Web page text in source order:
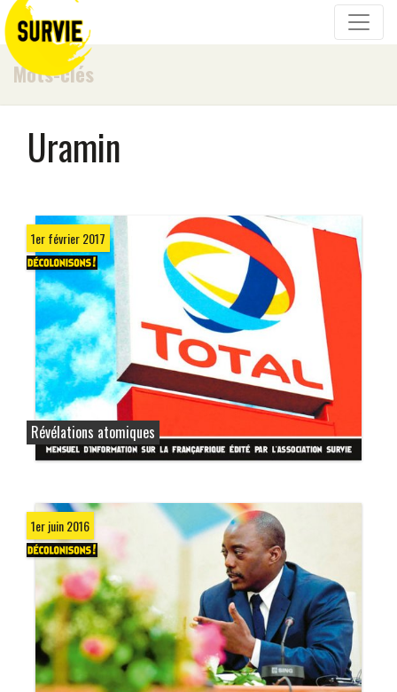
Mots-clés
Uramin
1er février 2017
Révélations atomiques
1er juin 2016